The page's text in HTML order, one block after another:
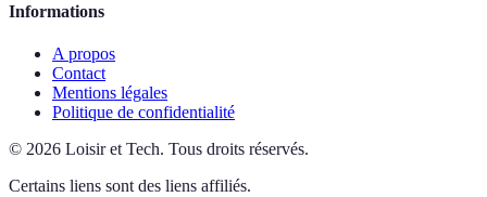
Informations
A propos
Contact
Mentions légales
Politique de confidentialité
© 2026 Loisir et Tech. Tous droits réservés.
Certains liens sont des liens affiliés.